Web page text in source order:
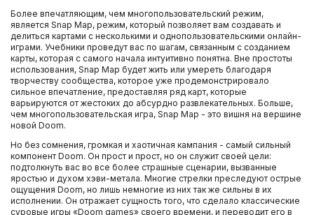
Более впечатляющим, чем многопользовательский режим,
является Snap Map, режим, который позволяет вам создавать и
делиться картами с несколькими и однопользовательскими онлайн-
играми. Учебники проведут вас по шагам, связанным с созданием
карты, которая с самого начала интуитивно понятна. Вне простоты
использования, Snap Map будет жить или умереть благодаря
творчеству сообщества, которое уже продемонстрировало
сильное впечатление, предоставляя ряд карт, которые
варьируются от жестоких до абсурдно развлекательных. Больше,
чем многопользовательская игра, Snap Map - это вишня на вершине
новой Doom.
Но без сомнения, громкая и хаотичная кампания - самый сильный
компонент Doom. Он прост и прост, но он служит своей цели:
подтолкнуть вас во все более страшные сценарии, вызванные
яростью и духом хэви-метала. Многие стрелки преследуют острые
ощущения Doom, но лишь немногие из них так же сильны в их
исполнении. Он отражает сущность того, что сделало классические
суровые игры «Doom games» своего времени, и переводит его в